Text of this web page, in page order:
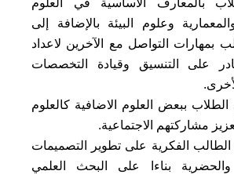
وعلوم البيئة بالإضافة إلى
بمهارات التواصل مع الآخرين لاعداد
على التنسيق وقيادة التخصصات
ببعض العلوم الاضافية كالعلوم
مشاركتهم الاجتماعية.
الطالب الفكرية على تطوير التصميمات
والحضرية بناءا على البحث العلمي